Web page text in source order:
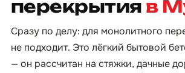
перекрытия в
Сразу по делу: для монолитного
не подходит. Это лёгкий бытовой
— он рассчитан на стяжки, дачные